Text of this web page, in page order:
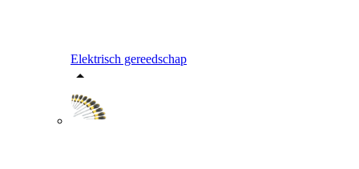
Elektrisch gereedschap